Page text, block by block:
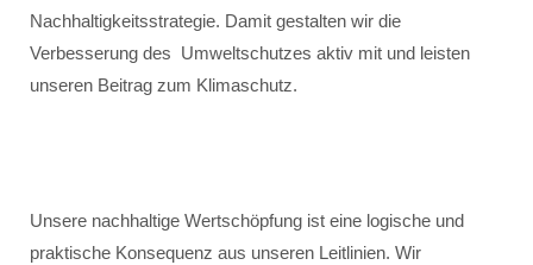
Nachhaltigkeitsstrategie. Damit gestalten wir die
Verbesserung des Umweltschutzes aktiv mit und leisten
unseren Beitrag zum Klimaschutz.
Unsere nachhaltige Wertschöpfung ist eine logische und
praktische Konsequenz aus unseren Leitlinien. Wir